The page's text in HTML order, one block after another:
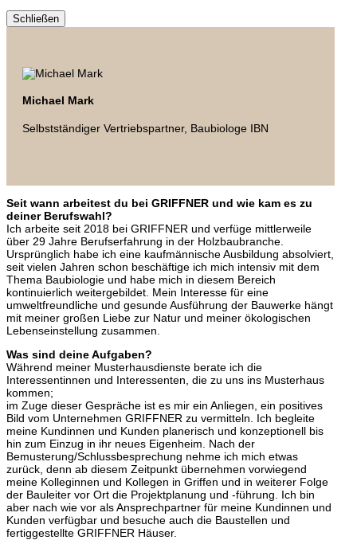
Schließen
Michael Mark
Selbstständiger Vertriebspartner, Baubiologe IBN
Seit wann arbeitest du bei GRIFFNER und wie kam es zu
deiner Berufswahl?
Ich arbeite seit 2018 bei GRIFFNER und verfüge mittlerweile
über 29 Jahre Berufserfahrung in der Holzbaubranche.
Ursprünglich habe ich eine kaufmännische Ausbildung absolviert,
seit vielen Jahren schon beschäftige ich mich intensiv mit dem
Thema Baubiologie und habe mich in diesem Bereich
kontinuierlich weitergebildet. Mein Interesse für eine
umweltfreundliche und gesunde Ausführung der Bauwerke hängt
mit meiner großen Liebe zur Natur und meiner ökologischen
Lebenseinstellung zusammen.
Was sind deine Aufgaben?
Während meiner Musterhausdienste berate ich die
Interessentinnen und Interessenten, die zu uns ins Musterhaus
kommen;
im Zuge dieser Gespräche ist es mir ein Anliegen, ein positives
Bild vom Unternehmen GRIFFNER zu vermitteln. Ich begleite
meine Kundinnen und Kunden planerisch und konzeptionell bis
hin zum Einzug in ihr neues Eigenheim. Nach der
Bemusterung/Schlussbesprechung nehme ich mich etwas
zurück, denn ab diesem Zeitpunkt übernehmen vorwiegend
meine Kolleginnen und Kollegen in Griffen und in weiterer Folge
der Bauleiter vor Ort die Projektplanung und -führung. Ich bin
aber nach wie vor als Ansprechpartner für meine Kundinnen und
Kunden verfügbar und besuche auch die Baustellen und
fertiggestellte GRIFFNER Häuser.